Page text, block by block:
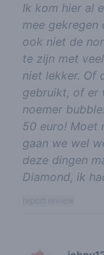
Ik kom hier al
mee gekregen
ook niet de
te zijn met
niet lekker. Of
gebruikt, of er
noemer
50 euro! Moet
gaan we wel
deze dingen
Diamond, ik